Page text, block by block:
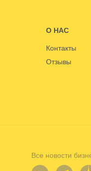
О НАС
Контакты
Отзывы
Все новости